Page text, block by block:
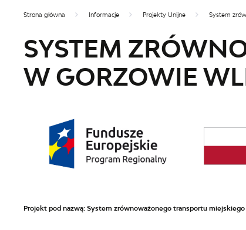
Strona główna Informacje Projekty Unijne System
SYSTEM
W GORZOWIE
Projekt pod nazwą: System zrównoważonego transportu